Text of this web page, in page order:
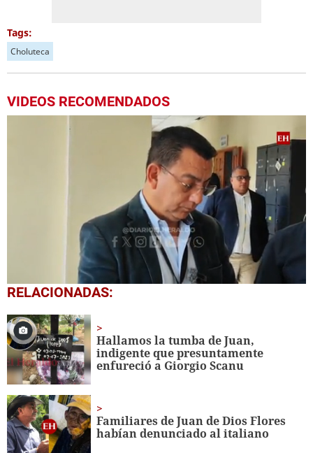
Tags:
Choluteca
VIDEOS RECOMENDADOS
0
seconds
2
minutes,
38
seconds
RELACIONADAS:
Hallamos la tumba de Juan,
indigente que presuntamente
enfureció a Giorgio Scanu
Familiares de Juan de Dios Flores
habían denunciado al italiano